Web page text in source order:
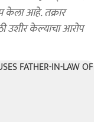
केला आहे. तक्रार
उशीर केल्याचा आरोप